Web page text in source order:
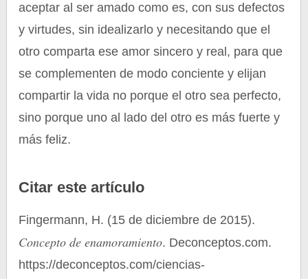
aceptar al ser amado como es, con sus defectos
y virtudes, sin idealizarlo y necesitando que el
otro comparta ese amor sincero y real, para que
se complementen de modo conciente y elijan
compartir la vida no porque el otro sea perfecto,
sino porque uno al lado del otro es más fuerte y
más feliz.
Citar este artículo
Fingermann, H. (15 de diciembre de 2015).
Concepto de enamoramiento. Deconceptos.com.
https://deconceptos.com/ciencias-